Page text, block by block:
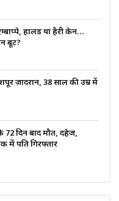
हालैंड या हैरी केन…
बूट?
ज़ादरान, 38 साल की उम्र में
दिन बाद मौत, दहेज,
में पति गिरफ्तार